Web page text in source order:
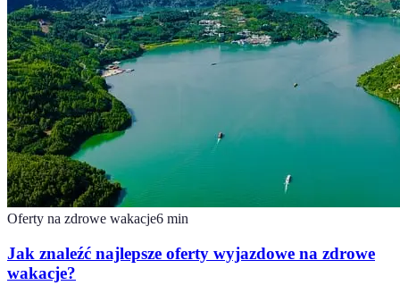
Oferty na zdrowe wakacje6 min
Jak znaleźć najlepsze oferty wyjazdowe na zdrowe
wakacje?